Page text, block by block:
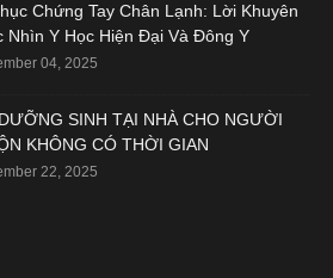
Chứng Tay Chân Lạnh: Lời Khuyên
Nhìn Y Học Hiện Đại Và Đông Y
04, 2025
SINH TẠI NHÀ CHO NGƯỜI
KHÔNG CÓ THỜI GIAN
22, 2025